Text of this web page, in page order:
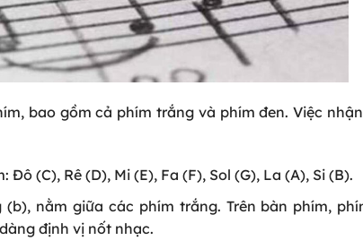
bao gồm cả phím trắng và phím đen. Việc
(C), Rê (D), Mi (E), Fa (F), Sol (G), La (A), Si (B).
nằm giữa các phím trắng. Trên bàn phím,
định vị nốt nhạc.